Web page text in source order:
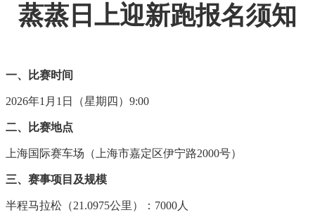
蒸蒸日上迎新跑报名须知
一、比赛时间
2026年1月1日（星期四）9:00
二、比赛地点
上海国际赛车场（上海市嘉定区伊宁路2000号）
三、赛事项目及规模
半程马拉松（21.0975公里）： 7000 人